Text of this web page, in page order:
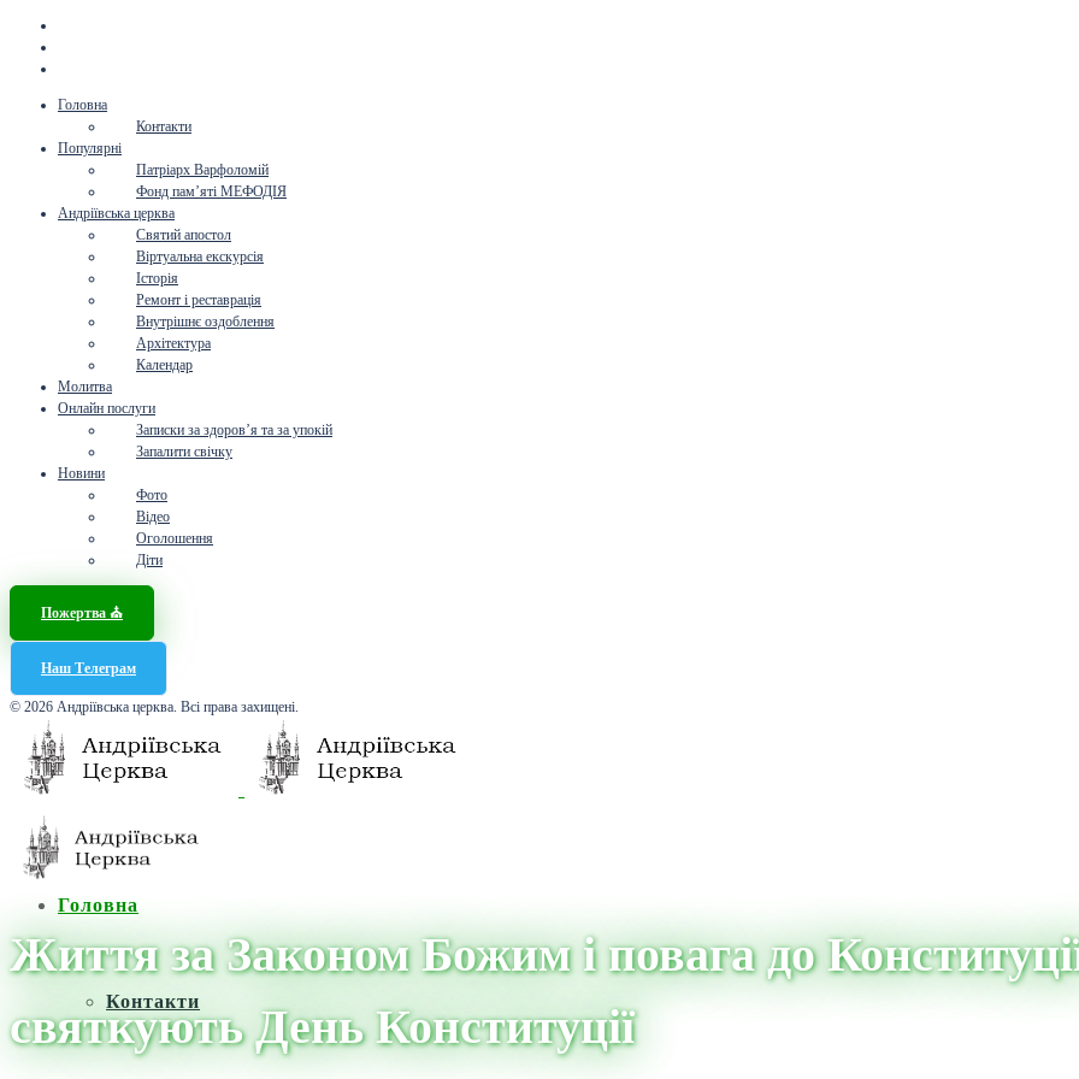
Головна
Контакти
Популярні
Патріарх Варфоломій
Фонд пам’яті МЕФОДІЯ
Андріївська церква
Святий апостол
Віртуальна екскурсія
Історія
Ремонт і реставрація
Внутрішнє оздоблення
Архітектура
Календар
Молитва
Онлайн послуги
Записки за здоров’я та за упокій
Запалити свічку
Новини
Фото
Відео
Оголошення
Діти
Пожертва ⛪️
Наш Телеграм
© 2026 Андріївська церква. Всі права захищені.
Головна
Контакти
Життя за Законом Божим і повага до
святкують День Конституції